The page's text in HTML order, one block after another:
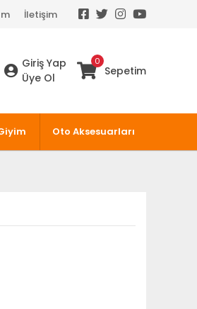
İletişim
Giriş Yap
Üye Ol
0
Sepetim
Oto Aksesuarları